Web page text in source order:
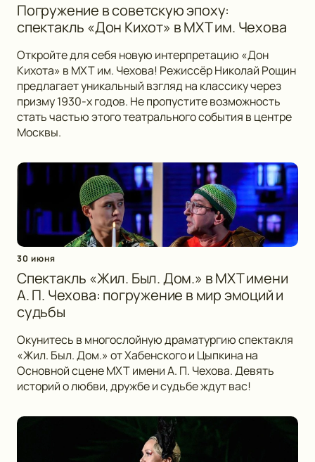
Погружение в советскую эпоху:
спектакль «Дон Кихот» в МХТ им. Чехова
Откройте для себя новую интерпретацию «Дон
Кихота» в МХТ им. Чехова! Режиссёр Николай Рощин
предлагает уникальный взгляд на классику через
призму 1930-х годов. Не пропустите возможность
стать частью этого театрального события в центре
Москвы.
30 июня
Спектакль «Жил. Был. Дом.» в МХТ имени
А. П. Чехова: погружение в мир эмоций и
судьбы
Окунитесь в многослойную драматургию спектакля
«Жил. Был. Дом.» от Хабенского и Цыпкина на
Основной сцене МХТ имени А. П. Чехова. Девять
историй о любви, дружбе и судьбе ждут вас!